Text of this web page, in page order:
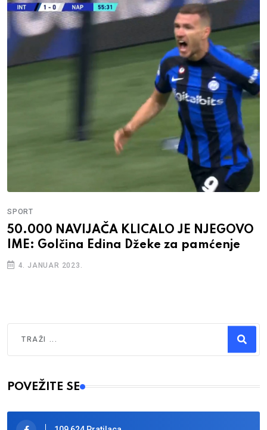
SPORT
50.000 NAVIJAČA KLICALO JE NJEGOVO
IME: Golčina Edina Džeke za pamćenje
4. JANUAR 2023.
Type 2 or more characters for results.
POVEŽITE SE